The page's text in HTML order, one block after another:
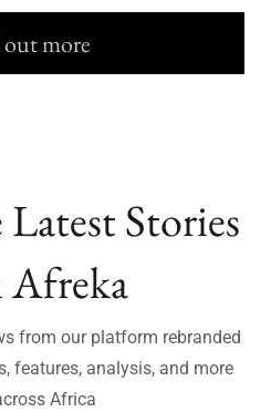
more
Stories
from our platform rebranded
features, analysis, and more
Africa